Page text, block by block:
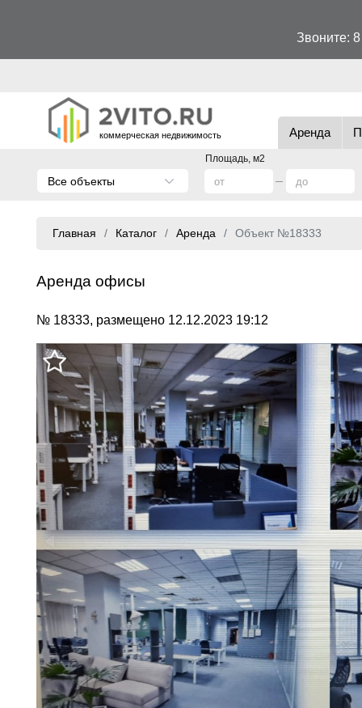
Звоните:
коммерческая недвижимость Аренда
Площадь, м2
Все объекты
Главная Каталог Аренда Объект №18333
Аренда офисы
№ 18333, размещено 12.12.2023 19:12